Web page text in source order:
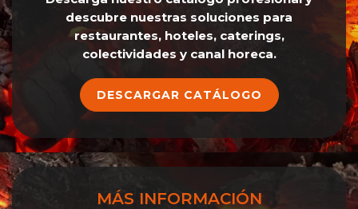
descubre nuestras soluciones para
restaurantes, hoteles, caterings,
colectividades y canal horeca.
DESCARGAR CATÁLOGO
MÁS INFORMACIÓN